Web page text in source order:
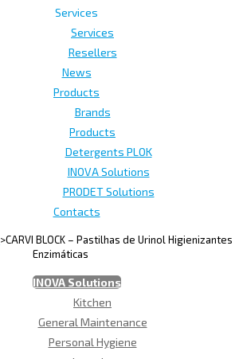
Services
Services
Resellers
News
Products
Brands
Products
Detergents PLOK
INOVA Solutions
PRODET Solutions
Contacts
>CARVI BLOCK – Pastilhas de Urinol Higienizantes
Enzimáticas
INOVA Solutions
Kitchen
General Maintenance
Personal Hygiene